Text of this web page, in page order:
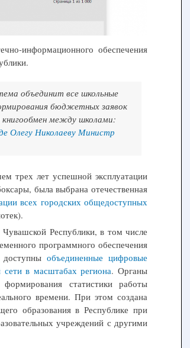
информационного обеспечения
объединит все школьные
бюджетных заявок
книгообмен между школами:
Олегу Николаеву Министр
трех лет успешной эксплуатации
была выбрана отечественная
всех городских общедоступных
Чувашской Республики, в том числе
программного обеспечения
объединенные цифровые
в масштабах региона. Органы
статистики работы
времени. При этом создана
образования в Республике при
учреждений с другими